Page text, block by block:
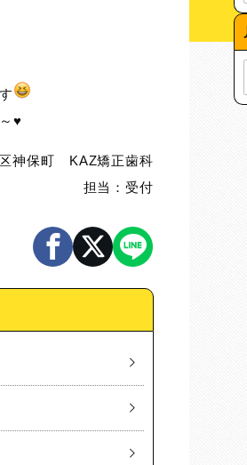
♥
神保町 KAZ矯正歯科
担当：受付